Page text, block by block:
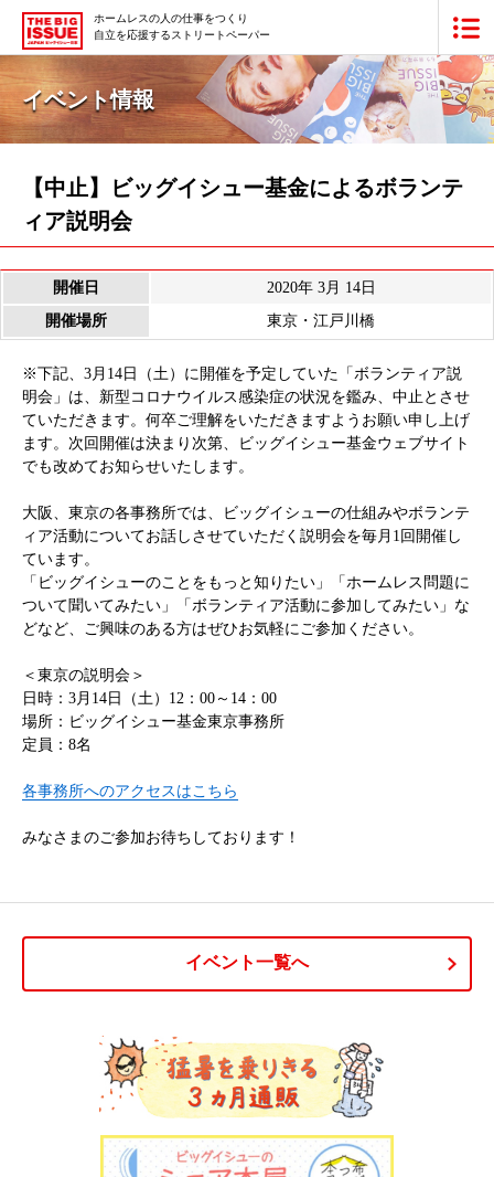
ホームレスの人の仕事をつくり
自立を応援するストリートペーパー
ビッグイシュー日本版とは
買いたい
販売したい
最新号・バックナンバー
あなたにできること
ビッグイシューの本・商品
団体情報 広告掲載
寄付・応援する
イベント情報
【中止】ビッグイシュー基金によるボランテ
ィア説明会
開催日
2020年 3月 14日
開催場所
東京・江戸川橋
※下記、3月14日（土）に開催を予定していた「ボランティア説
明会」は、新型コロナウイルス感染症の状況を鑑み、中止とさせ
ていただきます。何卒ご理解をいただきますようお願い申し上げ
ます。次回開催は決まり次第、ビッグイシュー基金ウェブサイト
でも改めてお知らせいたします。
大阪、東京の各事務所では、ビッグイシューの仕組みやボランテ
ィア活動についてお話しさせていただく説明会を毎月1回開催し
ています。
「ビッグイシューのことをもっと知りたい」「ホームレス問題に
ついて聞いてみたい」「ボランティア活動に参加してみたい」な
どなど、ご興味のある方はぜひお気軽にご参加ください。
＜東京の説明会＞
日時：3月14日（土）12：00～14：00
場所：ビッグイシュー基金東京事務所
定員：8名
各事務所へのアクセスはこちら
みなさまのご参加お待ちしております！
イベント一覧へ